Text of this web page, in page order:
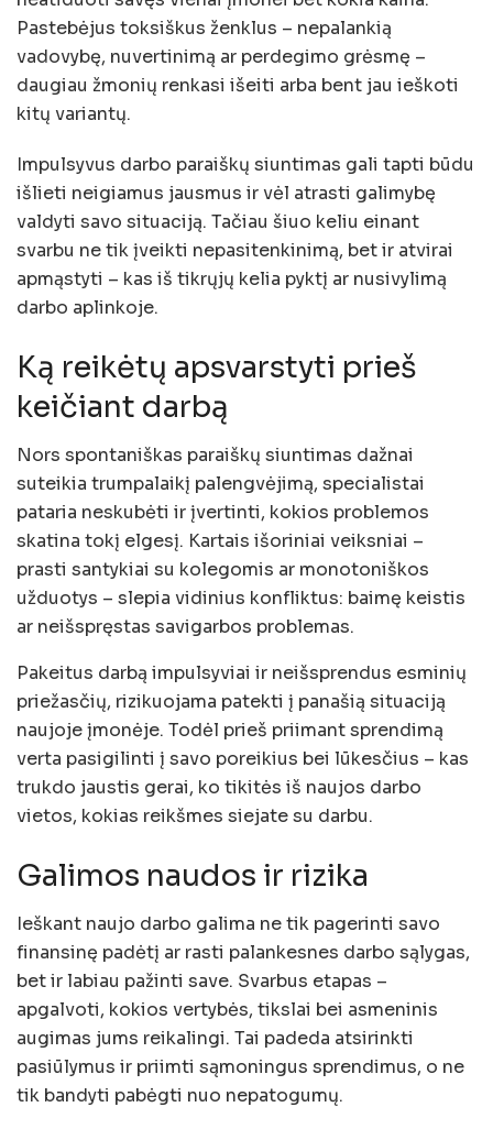
Pastebėjus toksiškus ženklus – nepalankią
vadovybę, nuvertinimą ar perdegimo grėsmę –
daugiau žmonių renkasi išeiti arba bent jau ieškoti
kitų variantų.
Impulsyvus darbo paraiškų siuntimas gali tapti būdu
išlieti neigiamus jausmus ir vėl atrasti galimybę
valdyti savo situaciją. Tačiau šiuo keliu einant
svarbu ne tik įveikti nepasitenkinimą, bet ir atvirai
apmąstyti – kas iš tikrųjų kelia pyktį ar nusivylimą
darbo aplinkoje.
Ką reikėtų apsvarstyti prieš
keičiant darbą
Nors spontaniškas paraiškų siuntimas dažnai
suteikia trumpalaikį palengvėjimą, specialistai
pataria neskubėti ir įvertinti, kokios problemos
skatina tokį elgesį. Kartais išoriniai veiksniai –
prasti santykiai su kolegomis ar monotoniškos
užduotys – slepia vidinius konfliktus: baimę keistis
ar neišspręstas savigarbos problemas.
Pakeitus darbą impulsyviai ir neišsprendus esminių
priežasčių, rizikuojama patekti į panašią situaciją
naujoje įmonėje. Todėl prieš priimant sprendimą
verta pasigilinti į savo poreikius bei lūkesčius – kas
trukdo jaustis gerai, ko tikitės iš naujos darbo
vietos, kokias reikšmes siejate su darbu.
Galimos naudos ir rizika
Ieškant naujo darbo galima ne tik pagerinti savo
finansinę padėtį ar rasti palankesnes darbo sąlygas,
bet ir labiau pažinti save. Svarbus etapas –
apgalvoti, kokios vertybės, tikslai bei asmeninis
augimas jums reikalingi. Tai padeda atsirinkti
pasiūlymus ir priimti sąmoningus sprendimus, o ne
tik bandyti pabėgti nuo nepatogumų.